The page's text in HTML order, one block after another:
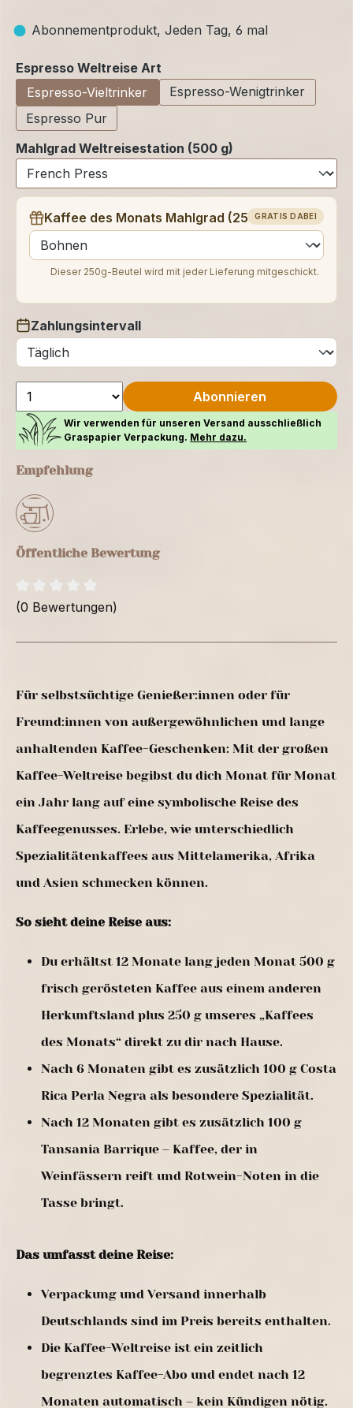
Abonnementprodukt, Jeden Tag, 6 mal
Espresso Weltreise Art
Espresso-Vieltrinker
Espresso-Wenigtrinker
Espresso Pur
Mahlgrad Weltreisestation (500 g)
GRATIS DABEI
Kaffee des Monats Mahlgrad (250 g)
auswählen
Dieser 250g-Beutel wird mit jeder Lieferung mitgeschickt.
Zahlungsintervall
auswählen
Abonnieren
Wir verwenden für unseren Versand ausschließlich
Graspapier Verpackung. Mehr dazu.
Empfehlung
Öffentliche Bewertung
(0 Bewertungen)
Für selbstsüchtige Genießer:innen oder für
Freund:innen von außergewöhnlichen und lange
anhaltenden Kaffee-Geschenken: Mit der großen
Kaffee-Weltreise begibst du dich Monat für Monat
ein Jahr lang auf eine symbolische Reise des
Kaffeegenusses. Erlebe, wie unterschiedlich
Spezialitätenkaffees aus Mittelamerika, Afrika
und Asien schmecken können.
So sieht deine Reise aus:
Du erhältst 12 Monate lang jeden Monat 500 g
frisch gerösteten Kaffee aus einem anderen
Herkunftsland plus 250 g unseres „Kaffees
des Monats“ direkt zu dir nach Hause.
Nach 6 Monaten gibt es zusätzlich 100 g Costa
Rica Perla Negra als besondere Spezialität.
Nach 12 Monaten gibt es zusätzlich 100 g
Tansania Barrique – Kaffee, der in
Weinfässern reift und Rotwein-Noten in die
Tasse bringt.
Das umfasst deine Reise:
Verpackung und Versand innerhalb
Deutschlands sind im Preis bereits enthalten.
Die Kaffee-Weltreise ist ein zeitlich
begrenztes Kaffee-Abo und endet nach 12
Monaten automatisch – kein Kündigen nötig.